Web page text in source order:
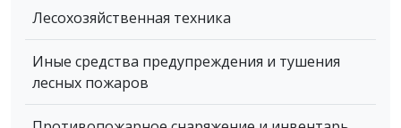
Лесохозяйственная техника
Иные средства предупреждения и тушения
лесных пожаров